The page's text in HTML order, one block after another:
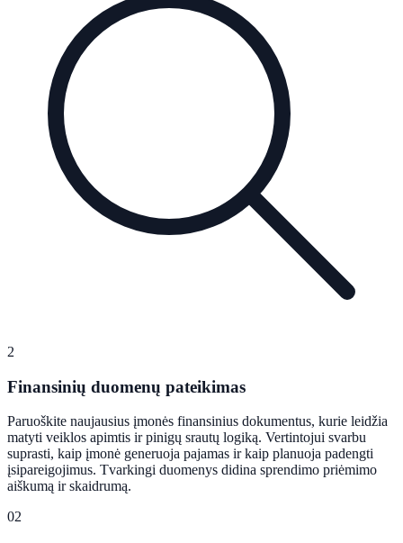
2
Finansinių duomenų pateikimas
Paruoškite naujausius įmonės finansinius dokumentus, kurie leidžia
matyti veiklos apimtis ir pinigų srautų logiką. Vertintojui svarbu
suprasti, kaip įmonė generuoja pajamas ir kaip planuoja padengti
įsipareigojimus. Tvarkingi duomenys didina sprendimo priėmimo
aiškumą ir skaidrumą.
02